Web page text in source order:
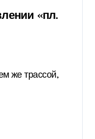
«пл.
же трассой,